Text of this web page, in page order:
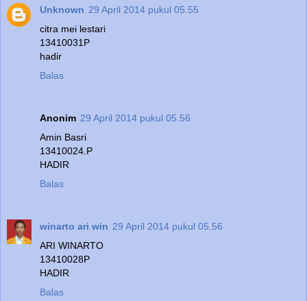
Unknown 29 April 2014 pukul 05.55
citra mei lestari
13410031P
hadir
Balas
Anonim 29 April 2014 pukul 05.56
Amin Basri
13410024.P
HADIR
Balas
winarto ari win 29 April 2014 pukul 05.56
ARI WINARTO
13410028P
HADIR
Balas